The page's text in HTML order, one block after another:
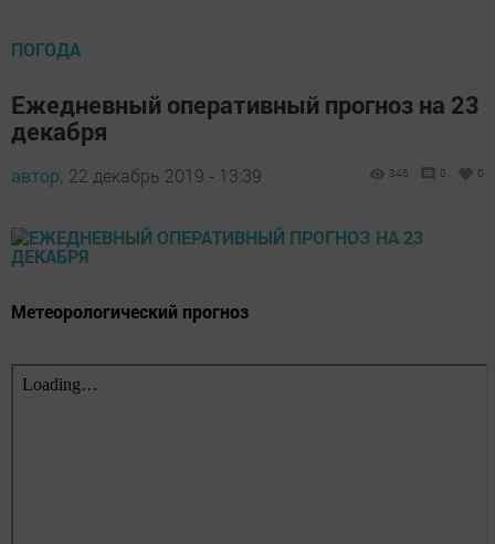
ПОГОДА
Ежедневный оперативный прогноз на 23
декабря
автор, 22 декабрь 2019 - 13:39 346 0 0
Метеорологический прогноз